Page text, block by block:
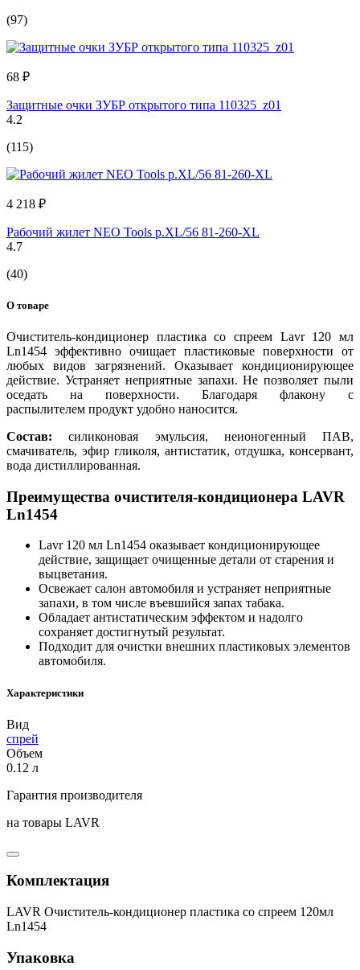
(97)
68 ₽
Защитные очки ЗУБР открытого типа 110325_z01
4.2
(115)
4 218 ₽
Рабочий жилет NEO Tools p.XL/56 81-260-XL
4.7
(40)
О товаре
Очиститель-кондиционер пластика со спреем Lavr 120 мл
Ln1454 эффективно очищает пластиковые поверхности от
любых видов загрязнений. Оказывает кондиционирующее
действие. Устраняет неприятные запахи. Не позволяет пыли
оседать на поверхности. Благодаря флакону с
распылителем продукт удобно наносится.
Состав: силиконовая эмульсия, неионогенный ПАВ,
смачиватель, эфир гликоля, антистатик, отдушка, консервант,
вода дистиллированная.
Преимущества очистителя-кондиционера LAVR
Ln1454
Lavr 120 мл Ln1454 оказывает кондиционирующее
действие, защищает очищенные детали от старения и
выцветания.
Освежает салон автомобиля и устраняет неприятные
запахи, в том числе въевшийся запах табака.
Обладает антистатическим эффектом и надолго
сохраняет достигнутый результат.
Подходит для очистки внешних пластиковых элементов
автомобиля.
Характеристики
Вид
спрей
Объем
0.12 л
Гарантия производителя
на товары LAVR
Комплектация
LAVR Очиститель-кондиционер пластика со спреем 120мл
Ln1454
Упаковка